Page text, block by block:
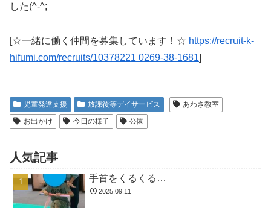
した(^-^;
[☆一緒に働く仲間を募集しています！☆ https://recruit-k-
hifumi.com/recruits/10378221 0269-38-1681]
児童発達支援 放課後等デイサービス
あわさ教室
お出かけ
今日の様子 公園
人気記事
手首をくるくる…
2025.09.11